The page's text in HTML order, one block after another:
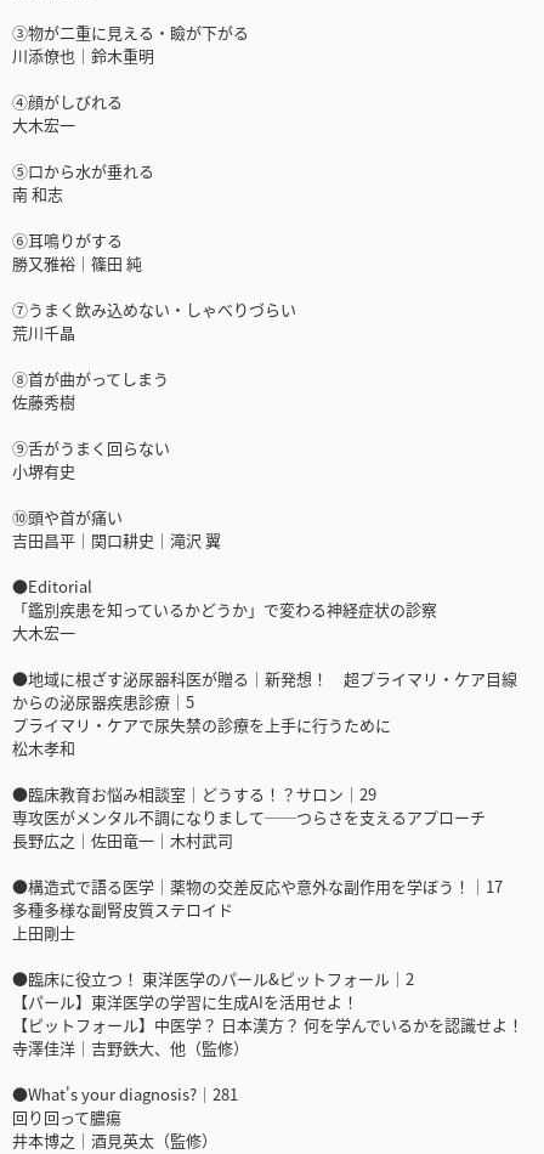
③物が二重に見える・瞼が下がる
川添僚也｜鈴木重明
④顔がしびれる
大木宏一
⑤口から水が垂れる
南 和志
⑥耳鳴りがする
勝又雅裕｜篠田 純
⑦うまく飲み込めない・しゃべりづらい
荒川千晶
⑧首が曲がってしまう
佐藤秀樹
⑨舌がうまく回らない
小堺有史
⑩頭や首が痛い
吉田昌平｜関口耕史｜滝沢 翼
●Editorial
「鑑別疾患を知っているかどうか」で変わる神経症状の診察
大木宏一
●地域に根ざす泌尿器科医が贈る｜新発想！ 超プライマリ・ケア目線
からの泌尿器疾患診療｜5
プライマリ・ケアで尿失禁の診療を上手に行うために
松木孝和
●臨床教育お悩み相談室｜どうする！？サロン｜29
専攻医がメンタル不調になりまして──つらさを支えるアプローチ
長野広之｜佐田竜一｜木村武司
●構造式で語る医学｜薬物の交差反応や意外な副作用を学ぼう！｜17
多種多様な副腎皮質ステロイド
上田剛士
●臨床に役立つ！ 東洋医学のパール&ピットフォール｜2
【パール】東洋医学の学習に生成AIを活用せよ！
【ピットフォール】中医学？ 日本漢方？ 何を学んでいるかを認識せよ！
寺澤佳洋｜吉野鉄大、他（監修）
●What's your diagnosis?｜281
回り回って膿瘍
井本博之｜酒見英太（監修）